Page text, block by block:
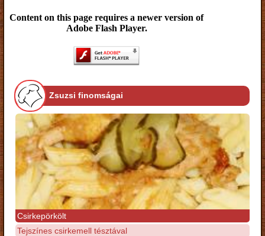
Content on this page requires a newer version of
Adobe Flash Player.
Zsuzsi finomságai
Csirkepörkölt
Tejszínes csirkemell tésztával